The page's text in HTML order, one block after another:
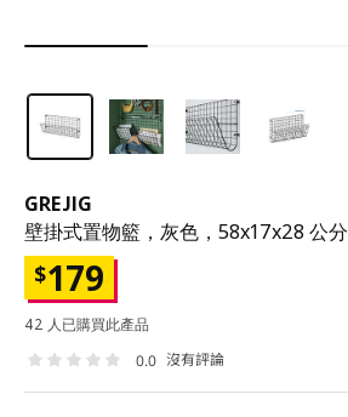
GREJIG
壁掛式置物籃，灰色，58x17x28 公分
$179
42 人已購買此產品
0.0 沒有評論